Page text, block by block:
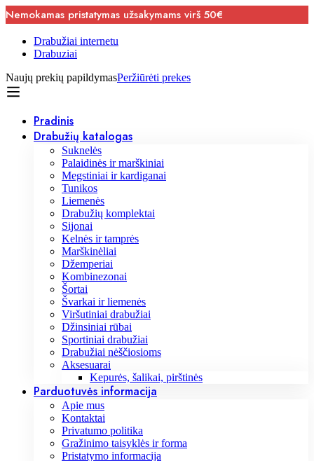
Nemokamas pristatymas užsakymams virš 50€
Drabužiai internetu
Drabuziai
Naujų prekių papildymasPeržiūrėti prekes
Pradinis
Drabužių katalogas
Suknelės
Palaidinės ir marškiniai
Megstiniai ir kardiganai
Tunikos
Liemenės
Drabužių komplektai
Sijonai
Kelnės ir tamprės
Marškinėliai
Džemperiai
Kombinezonai
Šortai
Švarkai ir liemenės
Viršutiniai drabužiai
Džinsiniai rūbai
Sportiniai drabužiai
Drabužiai nėščiosioms
Aksesuarai
Kepurės, šalikai, pirštinės
Parduotuvės informacija
Apie mus
Kontaktai
Privatumo politika
Gražinimo taisyklės ir forma
Pristatymo informacija